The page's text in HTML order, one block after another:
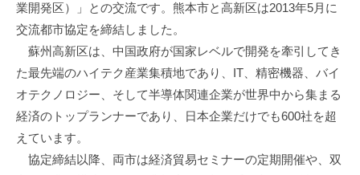
業開発区）」との交流です。熊本市と高新区は2013年5月に
交流都市協定を締結しました。
蘇州高新区は、中国政府が国家レベルで開発を牽引してき
た最先端のハイテク産業集積地であり、IT、精密機器、バイ
オテクノロジー、そして半導体関連企業が世界中から集まる
経済のトップランナーであり、日本企業だけでも600社を超
えています。
協定締結以降、両市は経済貿易セミナーの定期開催や、双